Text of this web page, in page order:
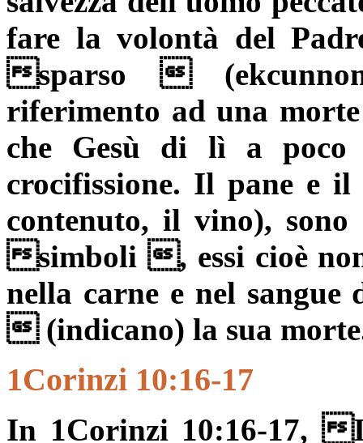
fare la volontà del
sparso  (
riferimento ad una
che Gesù di lì a poco
crocifissione. Il pane e il
contenuto, il vino),
simboli , essi cioè
nella carne e nel
(indicano) la sua
1Corinzi 10:16-17
In 1Corinzi 10:16-17,